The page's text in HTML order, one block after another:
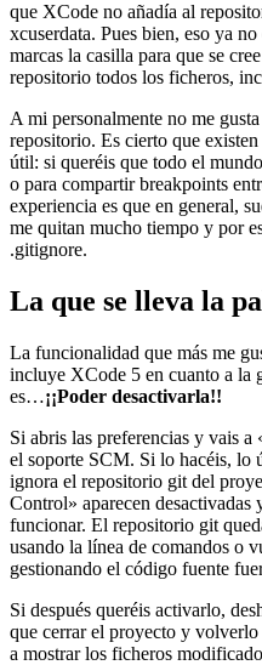
que XCode no añadía al
xcuserdata. Pues bien, eso ya
marcas la casilla para que se
repositorio todos los ficheros,
A mi personalmente no me
repositorio. Es cierto que
útil: si queréis que todo el
o para compartir breakpoints
experiencia es que en general,
me quitan mucho tiempo y por
.gitignore.
La que se lleva la
La funcionalidad que más me
incluye XCode 5 en cuanto a la
es…¡¡Poder desactivarla!!
Si abris las preferencias y vais
el soporte SCM. Si lo hacéis, lo
ignora el repositorio git del
Control» aparecen desactivadas
funcionar. El repositorio git
usando la línea de comandos o
gestionando el código fuente
Si después queréis activarlo,
que cerrar el proyecto y
a mostrar los ficheros